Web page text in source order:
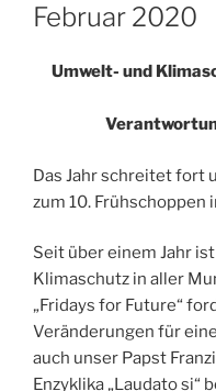
Februar 2020
Umwelt- und
Das Jahr schreitet fort
zum 10. Frühschoppen
Seit über einem Jahr
Klimaschutz in aller
„Fridays for Future“
Veränderungen für
auch unser Papst
Enzyklika „Laudato si“